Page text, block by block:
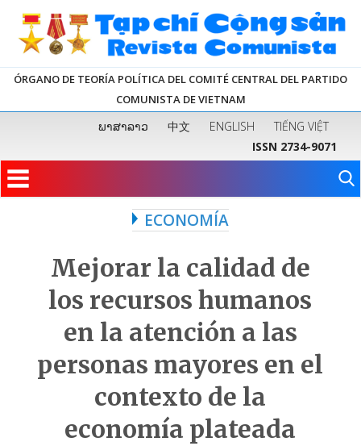
ÓRGANO DE TEORÍA POLÍTICA DEL COMITÉ CENTRAL DEL PARTIDO
COMUNISTA DE VIETNAM
ພາສາລາວ 中文 ENGLISH
TIẾNG VIỆT
ISSN 2734-9071
ECONOMÍA
Mejorar la calidad de
los recursos humanos
en la atención a las
personas mayores en el
contexto de la
economía plateada